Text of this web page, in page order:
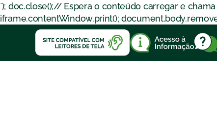
`); doc.close();// Espera o conteúdo carregar e
iframe.contentWindow.print();